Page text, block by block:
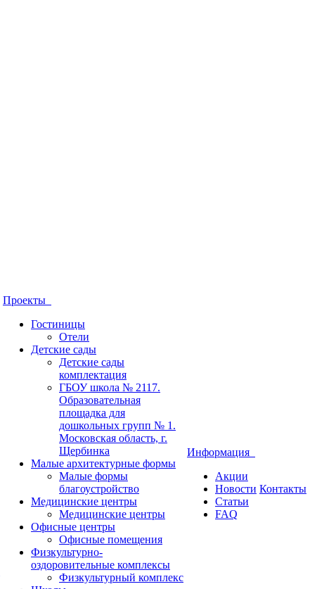
Проекты
Гостиницы
Отели
Детские сады
Детские сады
комплектация
ГБОУ школа № 2117.
Образовательная
площадка для
дошкольных групп № 1.
Московская область, г.
Щербинка
Малые архитектурные формы
Малые формы
благоустройство
Медицинские центры
Медицинские центры
Офисные центры
Офисные помещения
Физкультурно-
оздоровительные комплексы
Физкультурный комплекс
Информация
Акции
Новости
Статьи
FAQ
Контакты